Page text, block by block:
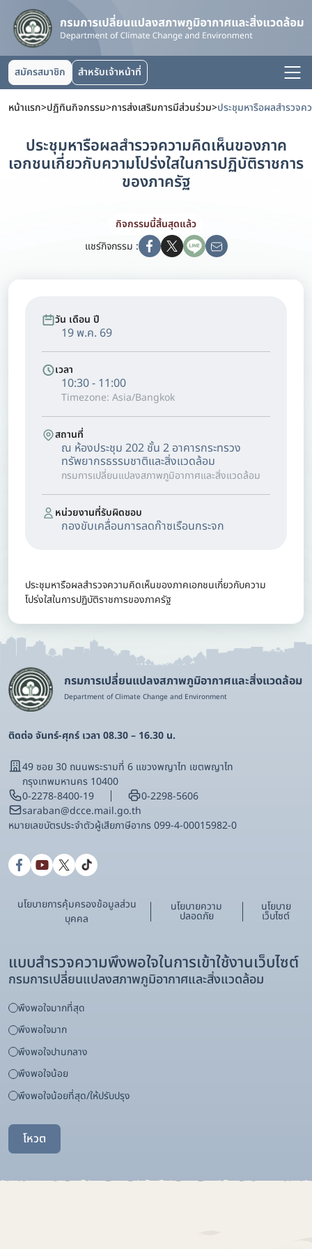
สมัครสมาชิก สำหรับเจ้าหน้าที่
หน้าแรก>ปฏิทินกิจกรรม>การส่งเสริมการมีส่วนร่วม>
ประชุมหารือผลสำรวจความคิดเห็นของภาค
เอกชนเกี่ยวกับความโปร่งใสในการปฏิบัติราชการ
ของภาครัฐ
กิจกรรมนี้สิ้นสุดแล้ว
แชร์กิจกรรม :
วัน เดือน ปี
19 พ.ค. 69
เวลา
10:30 - 11:00
Timezone: Asia/Bangkok
สถานที่
ณ ห้องประชุม 202 ชั้น 2 อาคารกระทรวง
ทรัพยากรธรรมชาติและสิ่งแวดล้อม
กรมการเปลี่ยนแปลงสภาพภูมิอากาศและสิ่งแวดล้อม
หน่วยงานที่รับผิดชอบ
กองขับเคลื่อนการลดก๊าซเรือนกระจก
ประชุมหารือผลสำรวจความคิดเห็นของภาคเอกชนเกี่ยวกับความ
โปร่งใสในการปฏิบัติราชการของภาครัฐ
กรมการเปลี่ยนแปลงสภาพภูมิอากาศและสิ่งแวดล้อม
Department of Climate Change and Environment
ติดต่อ จันทร์-ศุกร์ เวลา 08.30 – 16.30 น.
49 ซอย 30 ถนนพระรามที่ 6 แขวงพญาไท เขตพญาไท
กรุงเทพมหานคร 10400
0-2278-8400-19
0-2298-5606
saraban@dcce.mail.go.th
หมายเลขบัตรประจําตัวผู้เสียภาษีอากร 099-4-00015982-0
นโยบายการคุ้มครองข้อมูลส่วน
บุคคล
นโยบายความ
ปลอดภัย
นโยบาย
เว็บไซต์
แบบสำรวจความพึงพอใจในการเข้าใช้งานเว็บไซต์
กรมการเปลี่ยนแปลงสภาพภูมิอากาศและสิ่งแวดล้อม
พึงพอใจมากที่สุด
พึงพอใจมาก
พึงพอใจปานกลาง
พึงพอใจน้อย
พึงพอใจน้อยที่สุด/ให้ปรับปรุง
โหวต